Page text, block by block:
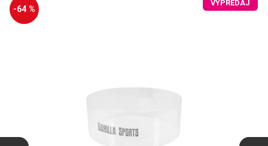
-64 %
VÝPREDAJ